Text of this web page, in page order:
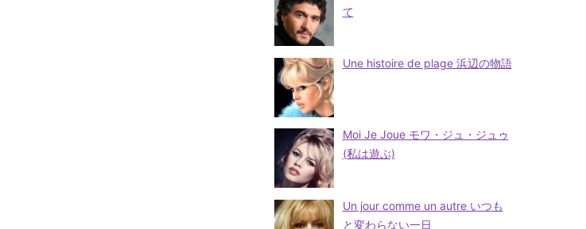
て
Une histoire de plage 浜辺の物語
Moi Je Joue モワ・ジュ・ジュゥ
(私は遊ぶ)
Un jour comme un autre いつも
と変わらない一日